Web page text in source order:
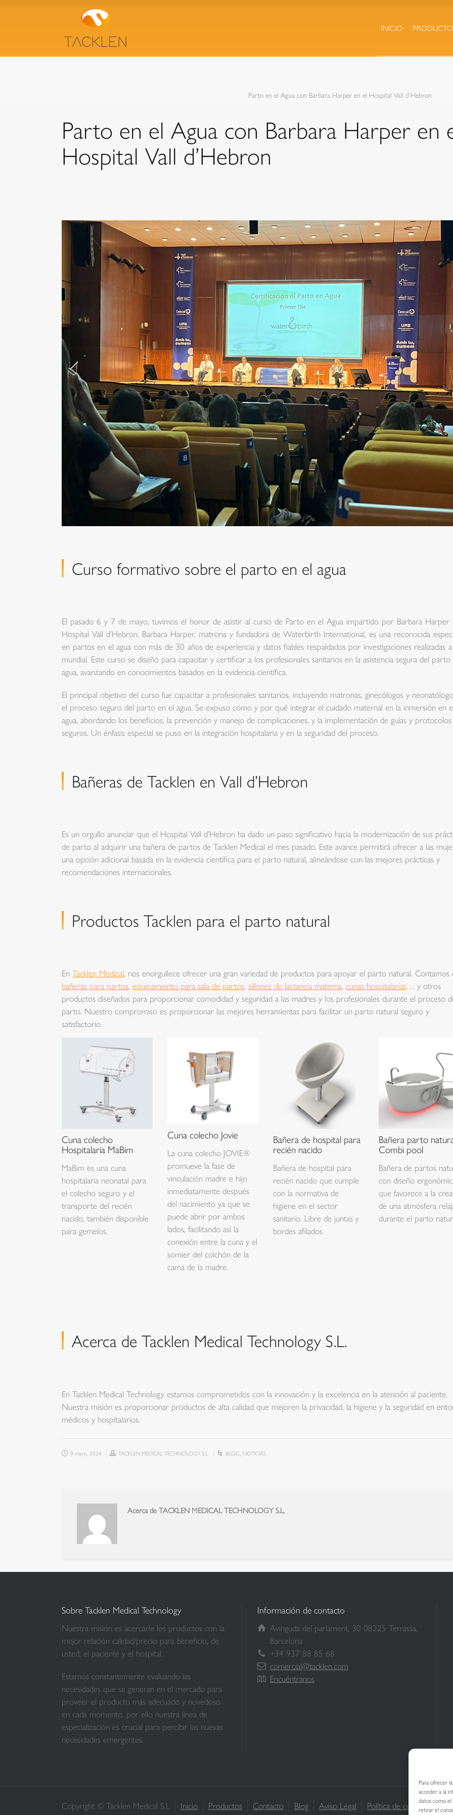
Para ofrecer
acceder a la
datos como
retirar el
INICIO
Parto en el Agua con Barbara Harper en el Hospital Vall d’Hebron
Parto en el Agua con Barbara Harper en
Hospital Vall d’Hebron
Curso formativo sobre el parto en el agua
El pasado 6 y 7 de mayo, tuvimos el honor de asistir al curso de Parto en el Agua impartido por Barbara Harper
Hospital Vall d’Hebron. Barbara Harper, matrona y fundadora de Waterbirth International, es una reconocida
en partos en el agua con más de 30 años de experiencia y datos fiables respaldados por investigaciones realizadas
mundial. Este curso se diseñó para capacitar y certificar a los profesionales sanitarios en la asistencia segura del
agua, avanzando en conocimientos basados en la evidencia científica.
El principal objetivo del curso fue capacitar a profesionales sanitarios, incluyendo matronas, ginecólogos y
el proceso seguro del parto en el agua. Se expuso cómo y por qué integrar el cuidado maternal en la inmersión en
agua, abordando los beneficios, la prevención y manejo de complicaciones, y la implementación de guías y protocolos
seguros. Un énfasis especial se puso en la integración hospitalaria y en la seguridad del proceso.
Bañeras de Tacklen en Vall d’Hebron
Es un orgullo anunciar que el Hospital Vall d’Hebron ha dado un paso significativo hacia la modernización de sus
de parto al adquirir una bañera de partos de Tacklen Medical el mes pasado. Este avance permitirá ofrecer a las
una opción adicional basada en la evidencia científica para el parto natural, alineándose con las mejores prácticas y
recomendaciones internacionales.
Productos Tacklen para el parto natural
En Tacklen Medical, nos enorgullece ofrecer una gran variedad de productos para apoyar el parto natural. Contamos
bañeras para partos, equipamiento para sala de partos, sillones de lactancia materna, cunas hospitalarias… y otros
productos diseñados para proporcionar comodidad y seguridad a las madres y los profesionales durante el proceso
parto. Nuestro compromiso es proporcionar las mejores herramientas para facilitar un parto natural seguro y
satisfactorio.
Cuna colecho
Hospitalaria MaBim
MaBim es una cuna
hospitalaria neonatal para
el colecho seguro y el
transporte del recién
nacido, también disponible
para gemelos.
Cuna colecho Jovie
La cuna colecho JOVIE®
promueve la fase de
vinculación madre e hijo
inmediatamente después
del nacimiento ya que se
puede abrir por ambos
lados, facilitando así la
conexión entre la cuna y el
somier del colchón de la
cama de la madre.
Bañera de hospital para
recién nacido
Bañera de hospital para
recién nacido que cumple
con la normativa de
higiene en el sector
sanitario. Libre de juntas y
bordes afilados
Bañera parto
Combi pool
Bañera de partos
con diseño
que favorece a la
de una atmósfera
durante el parto
Acerca de Tacklen Medical Technology S.L.
En Tacklen Medical Technology estamos comprometidos con la innovación y la excelencia en la atención al paciente.
Nuestra misión es proporcionar productos de alta calidad que mejoren la privacidad, la higiene y la seguridad en
médicos y hospitalarios.
9 mayo, 2024 TACKLEN MEDICAL TECHNOLOGY S.L. BLOG NOTICIAS
Acerca de TACKLEN MEDICAL TECHNOLOGY S.L.
Sobre Tacklen Medical Technology
Nuestra misión es acercarle los productos con la
mejor relación calidad/precio para beneficio, de
usted, el paciente y el hospital.
Estamos constantemente evaluando las
necesidades que se generan en el mercado para
proveer el producto más adecuado y novedoso
en cada momento, por ello nuestra línea de
especialización es crucial para percibir las nuevas
necesidades emergentes.
Información de contacto
Avinguda del parlament, 30 08225 Terrassa,
Barcelona
+34 937 88 85 68
comercial@tacklen.com
Encuéntranos
Copyright © Tacklen Medical S.L Inicio Productos Contacto Blog Aviso Legal Política de cookies (UE)